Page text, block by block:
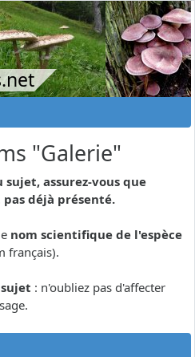
"Galerie"
assurez-vous que
déjà présenté.
nom scientifique de l'espèce
français).
: n'oubliez pas d'affecter